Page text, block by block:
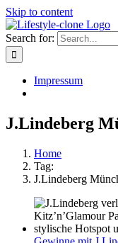
Skip to content
Search for:
Impressum
J.Lindeberg
Home
Tag:
J.Lindeberg